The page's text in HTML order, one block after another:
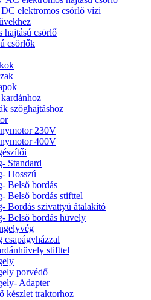
elektromos csörlő vízi
hajtású csörlő
csörlők
szöghajtáshoz
230V
400V
Standard
Hosszú
Belső bordás
Belső bordás stifttel
Bordás szivattyú átalakító
Belső bordás hüvely
csapágyházzal
stifttel
porvédő
Adapter
készlet traktorhoz